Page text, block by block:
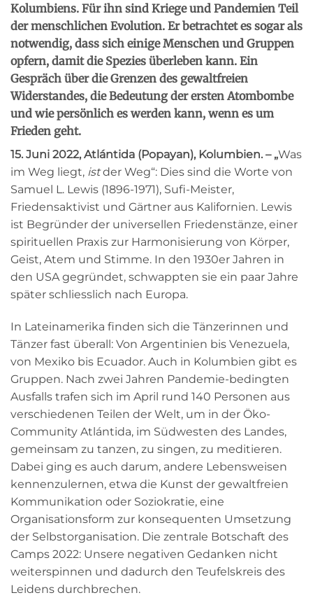
Kolumbiens. Für ihn sind Kriege und Pandemien Teil
der menschlichen Evolution. Er betrachtet es sogar als
notwendig, dass sich einige Menschen und Gruppen
opfern, damit die Spezies überleben kann. Ein
Gespräch über die Grenzen des gewaltfreien
Widerstandes, die Bedeutung der ersten Atombombe
und wie persönlich es werden kann, wenn es um
Frieden geht.
15. Juni 2022, Atlántida (Popayan), Kolumbien. – „Was
im Weg liegt, istder Weg“: Dies sind die Worte von
Samuel L. Lewis (1896-1971), Sufi-Meister,
Friedensaktivist und Gärtner aus Kalifornien. Lewis
ist Begründer der universellen Friedenstänze, einer
spirituellen Praxis zur Harmonisierung von Körper,
Geist, Atem und Stimme. In den 1930er Jahren in
den USA gegründet, schwappten sie ein paar Jahre
später schliesslich nach Europa.
In Lateinamerika finden sich die Tänzerinnen und
Tänzer fast überall: Von Argentinien bis Venezuela,
von Mexiko bis Ecuador. Auch in Kolumbien gibt es
Gruppen. Nach zwei Jahren Pandemie-bedingten
Ausfalls trafen sich im April rund 140 Personen aus
verschiedenen Teilen der Welt, um in der Öko-
Community Atlántida, im Südwesten des Landes,
gemeinsam zu tanzen, zu singen, zu meditieren.
Dabei ging es auch darum, andere Lebensweisen
kennenzulernen, etwa die Kunst der gewaltfreien
Kommunikation oder Soziokratie, eine
Organisationsform zur konsequenten Umsetzung
der Selbstorganisation. Die zentrale Botschaft des
Camps 2022: Unsere negativen Gedanken nicht
weiterspinnen und dadurch den Teufelskreis des
Leidens durchbrechen.